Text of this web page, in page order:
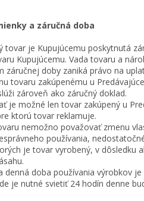
a záručná doba
je Kupujúcemu poskytnutá
Kupujúcemu. Vada tovaru a
záručnej doby zaniká právo na
tovaru zakúpenému u
zároveň ako záručný doklad.
možné len tovar zakúpený u
ktorú tovar reklamuje.
nemožno považovať zmenu
používania,
je tovar vyrobený, v dôsledku
doba používania výrobkov
je nutné svietiť 24 hodín denne